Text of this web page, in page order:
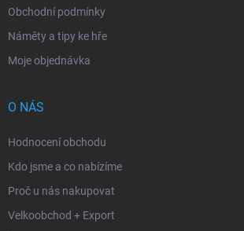
Obchodní podmínky
Náměty a tipy ke hře
Moje objednávka
O NÁS
Hodnocení obchodu
Kdo jsme a co nabízíme
Proč u nás nakupovat
Velkoobchod + Export